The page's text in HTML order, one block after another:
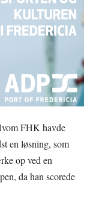
FHK havde
en løsning, som
op ved en
da han scorede